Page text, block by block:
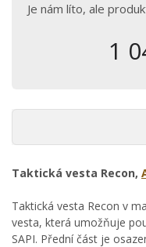
Je nám líto, ale
1
Taktická vesta Recon,
Taktická vesta Recon v
vesta, která umožňuje
SAPI. Přední část je